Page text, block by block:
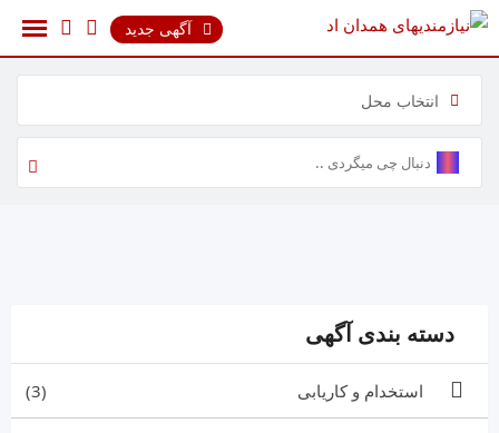
پرش
محتوا
آگهی جدید
انتخاب محل
دسته بندی آگهی
استخدام و کاریابی (3)